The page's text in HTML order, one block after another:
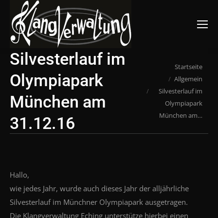
Suchen:
Silvesterlauf im
Olympiapark
München am
31.12.16
Du bist hier:Startseite
Allgemein
Silvesterlauf im
Olympiapark
München am…
Hallo,
wie jedes Jahr, wurde auch dieses Jahr der alljährliche
Silvesterlauf im Münchner Olympiapark ausgetragen.
Die Klangverwaltung Eching unterstütze hierbei einen